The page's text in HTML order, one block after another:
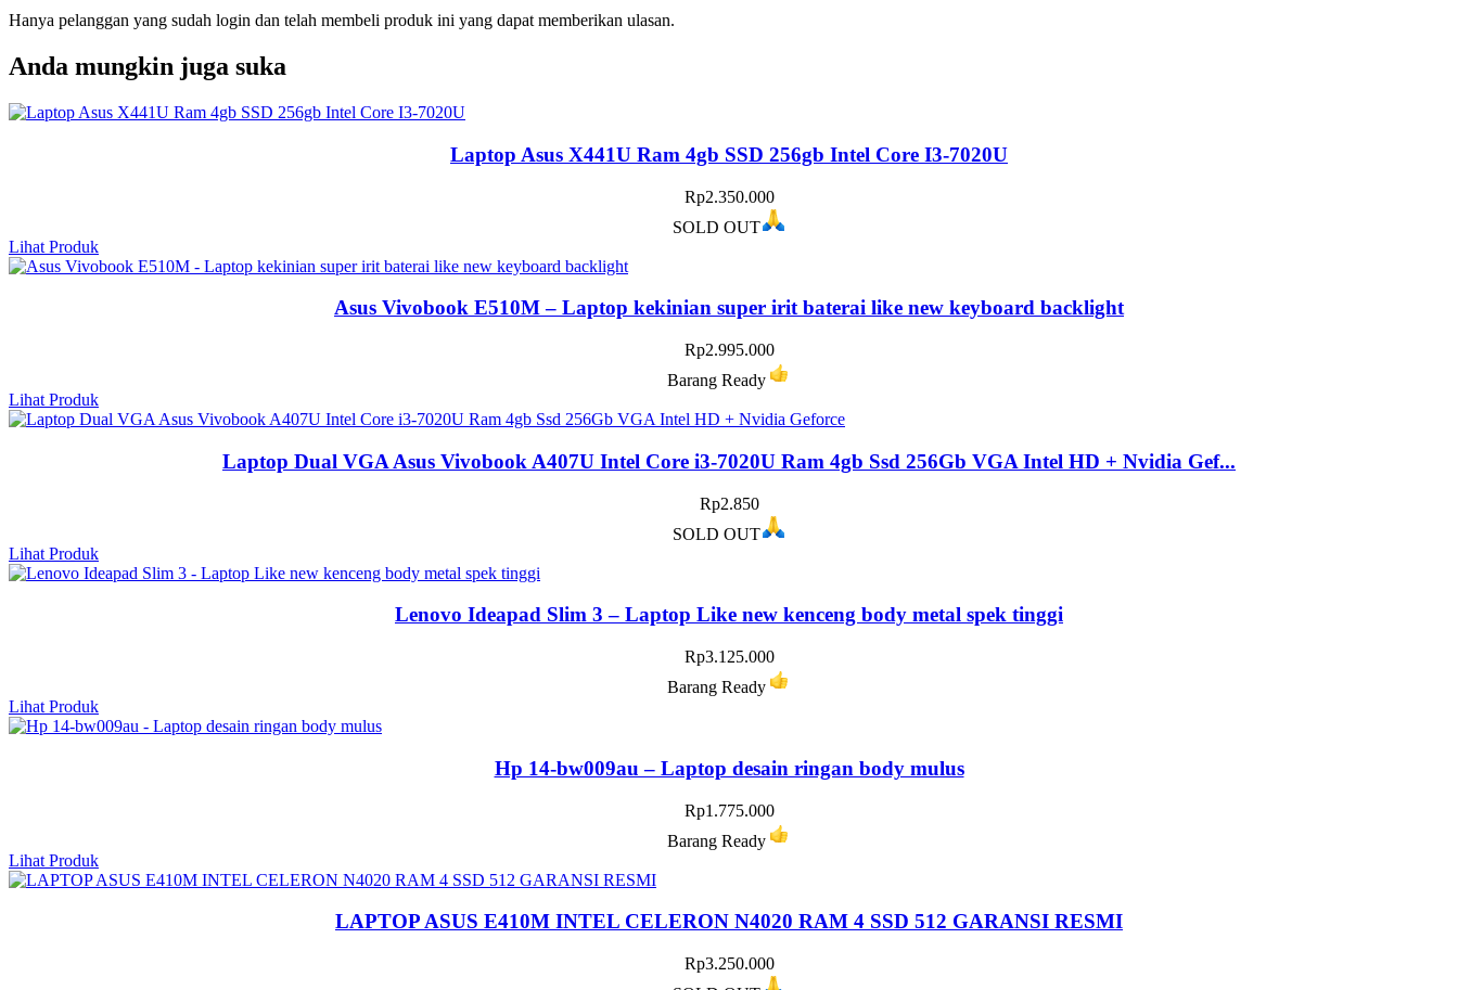
Hanya pelanggan yang sudah login dan telah membeli produk ini yang dapat memberikan ulasan.
Anda mungkin juga suka
Laptop Asus X441U Ram 4gb SSD 256gb Intel Core I3-7020U
Rp2.350.000
SOLD OUT
Lihat Produk
Asus Vivobook E510M – Laptop kekinian super irit baterai like new keyboard backlight
Rp2.995.000
Barang Ready
Lihat Produk
Laptop Dual VGA Asus Vivobook A407U Intel Core i3-7020U Ram 4gb Ssd 256Gb VGA Intel HD + Nvidia Gef...
Rp2.850
SOLD OUT
Lihat Produk
Lenovo Ideapad Slim 3 – Laptop Like new kenceng body metal spek tinggi
Rp3.125.000
Barang Ready
Lihat Produk
Hp 14-bw009au – Laptop desain ringan body mulus
Rp1.775.000
Barang Ready
Lihat Produk
LAPTOP ASUS E410M INTEL CELERON N4020 RAM 4 SSD 512 GARANSI RESMI
Rp3.250.000